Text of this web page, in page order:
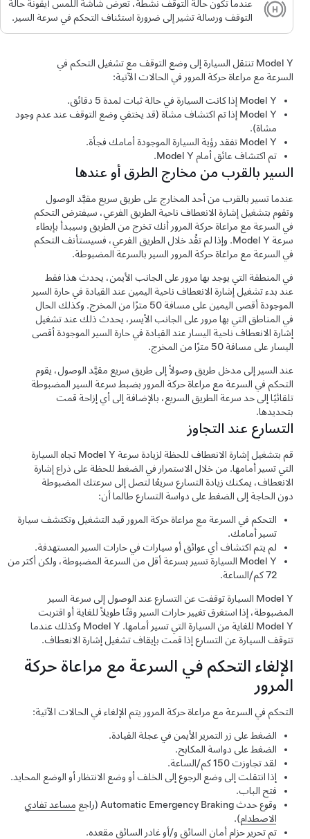
عندما تكون حالة التوقف نشطة، تعرضشاشة اللمسأيقونة حالة
التوقف ورسالة تشير إلى ضرورة استئناف التحكم في سرعة السير.
Model Yتنتقل السيارة إلى وضع التوقف مع تشغيلالتحكم في
السرعة مع مراعاة حركة المرورفي الحالات الآتية:
Model Yإذا كانت السيارة في حالة ثبات لمدة 5 دقائق.
Model Yإذا تم اكتشاف مشاة (قد يختفي وضع التوقف عند عدم وجود
مشاة).
Model Yتفقد رؤية السيارة الموجودة أمامك فجأة.
تم اكتشاف عائق أمامModel Y
.
السير بالقرب من مخارج الطرق أو عندها
عندما تسير بالقرب من أحد المخارج على طريق سريع مقيَّد الوصول
وتقوم بتشغيل إشارة الانعطاف ناحية الطريق الفرعي، سيفترضالتحكم
في السرعة مع مراعاة حركة المرورأنك تخرج من الطريق وسيبدأ بإبطاء
سرعةModel Y. وإذا لم تقُد خلال الطريق الفرعي، فسيستأنفالتحكم
في السرعة مع مراعاة حركة المرورالسير بالسرعة المضبوطة.
في المنطقة التي يوجد بها مرور على الجانب الأيمن، يحدث هذا فقط
عند بدء تشغيل إشارة الانعطاف ناحية اليمين عند القيادة في حارة السير
الموجودة أقصى اليمين على مسافة50 مترًا
من المخرج. وكذلك الحال
في المناطق التي بها مرور على الجانب الأيسر، يحدث ذلك عند تشغيل
إشارة الانعطاف ناحية اليسار عند القيادة في حارة السير الموجودة أقصى
اليسار على مسافة50 مترًا من المخرج.
عند السير إلى مدخل طريق وصولاً إلى طريق سريع مقيَّد الوصول، يقوم
التحكم في السرعة مع مراعاة حركة المروربضبط سرعة السير المضبوطة
تلقائيًا إلى حد سرعة الطريق السريع، بالإضافة إلى أي إزاحة قمت
بتحديدها.
التسارع عند التجاوز
قم بتشغيل إشارة الانعطاف للحظة لزيادة سرعةModel Yتجاه السيارة
التي تسير أمامها. من خلال الاستمرار في الضغط للحظة على ذراع إشارة
الانعطاف، يمكنك زيادة التسارع سريعًا لتصل إلى سرعتك المضبوطة
دون الحاجة إلى الضغط على دواسة التسارع طالما أن:
التحكم في السرعة مع مراعاة حركة المرورقيد التشغيل وتكتشف سيارة
تسير أمامك.
لم يتم اكتشاف أي عوائق أو سيارات في حارات السير المستهدفة.
Model Yالسيارة تسير بسرعة أقل من السرعة المضبوطة، ولكن أكثر من
.
Model Yالسيارة توقفت عن التسارع عند الوصول إلى سرعة السير
المضبوطة، إذا استغرق تغيير حارات السير وقتًا طويلاً للغاية أو اقتربت
Model Yللغاية من السيارة التي تسير أمامها.Model Yوكذلك عندما
تتوقف السيارة عن التسارع إذا قمت بإيقاف تشغيل إشارة الانعطاف.
الإلغاءالتحكم في السرعة مع مراعاة حركة
المرور
التحكم في السرعة مع مراعاة حركة المروريتم الإلغاء في الحالات الآتية:
الضغط على زر التمرير الأيمن فيعجلة القيادة.
الضغط على دواسة المكابح.
لقد تجاوزت150 كم/الساعة
.
إذا انتقلت إلى وضع الرجوع إلى الخلف أو وضع الانتظار أو الوضع المحايد.
فتح الباب.
وقوع حدث Automatic Emergency Braking (راجع
مساعد تفادي
الاصطدام).
تم تحرير حزام أمان السائق و/أو غادر السائق مقعده.